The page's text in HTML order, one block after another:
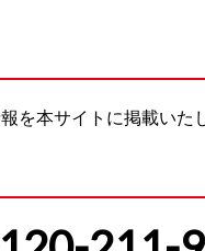
を本サイトに掲載いた